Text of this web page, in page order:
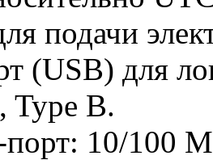
подачи
(USB) для
Type B.
: 10/100